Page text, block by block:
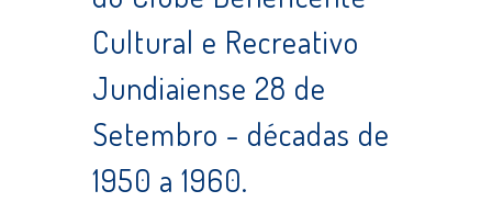
Cultural e Recreativo
Jundiaiense 28 de
Setembro - décadas de
1950 a 1960.